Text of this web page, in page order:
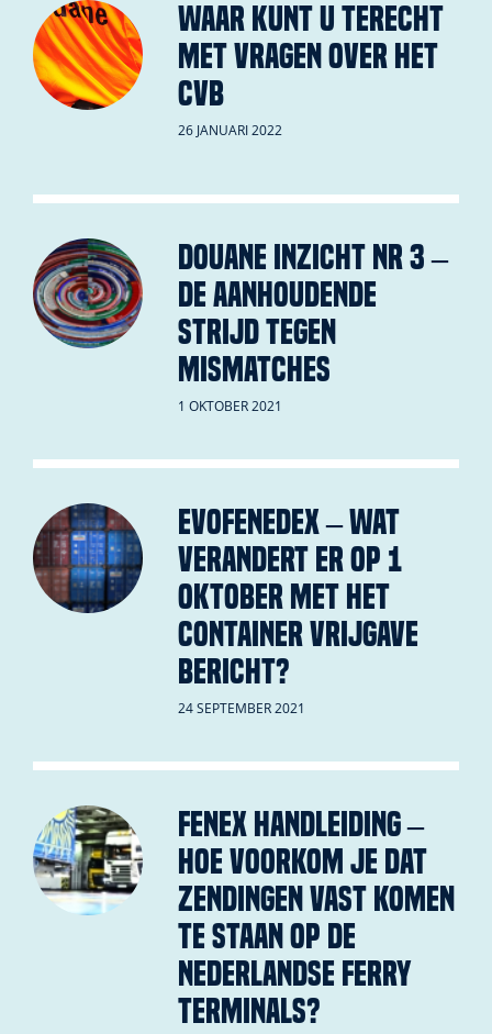
26 JANUARI 2022
Waar kunt u terecht
met vragen over het
CVB
1 OKTOBER 2021
Douane inZicht nr 3 –
De aanhoudende
strijd tegen
mismatches
24 SEPTEMBER 2021
evofenedex – Wat
verandert er op 1
oktober met het
Container Vrijgave
Bericht?
Fenex handleiding –
Hoe voorkom je dat
zendingen vast komen
te staan op de
Nederlandse ferry
terminals?